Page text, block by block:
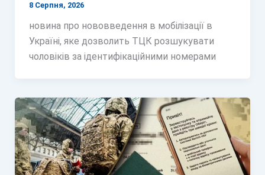
8 Серпня, 2026
новина про нововведення в мобілізації в
Україні, яке дозволить ТЦК розшукувати
чоловіків за ідентифікаційними номерами